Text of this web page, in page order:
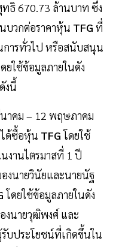
ธิ 670.73 ล้านบาท ซึ่ง
บวกต่อราคาหุ้น TFG ที่
การทั่วไป หรือสนับสนุน
ยใช้ข้อมูลภายในดัง
งนี้
าคม – 12 พฤษภาคม
ด้ซื้อหุ้น TFGโดยใช้
งานไตรมาสที่ 1 ปี
งนายวินัยและนายนัฐ
โดยใช้ข้อมูลภายในดัง
นายวุฒิพงศ์ และ
บประโยชน์ที่เกิดขึ้นใน